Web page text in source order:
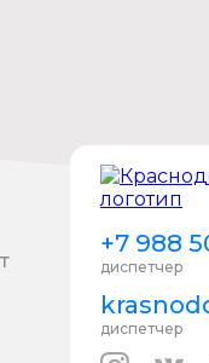
+7 988
диспетчер
диспетчер